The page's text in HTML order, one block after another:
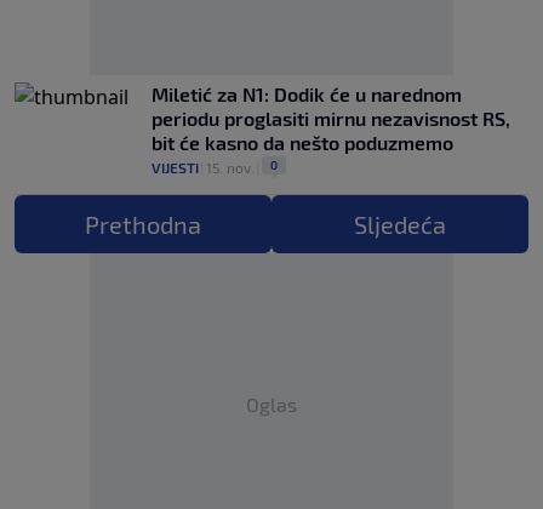
Miletić za N1: Dodik će u narednom
periodu proglasiti mirnu nezavisnost RS,
bit će kasno da nešto poduzmemo
VIJESTI 15. nov. 0
Prethodna Sljedeća
Oglas